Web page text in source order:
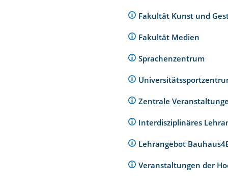
Fakultät Kunst und
Fakultät Medien
Sprachenzentrum
Zentrale
Interdisziplinäres
Lehrangebot
Veranstaltungen der